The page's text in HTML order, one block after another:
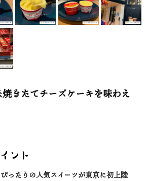
きたてチーズケーキを味わえ
ったりの人気スイーツが東京に初上陸